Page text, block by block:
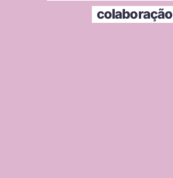
colaboração